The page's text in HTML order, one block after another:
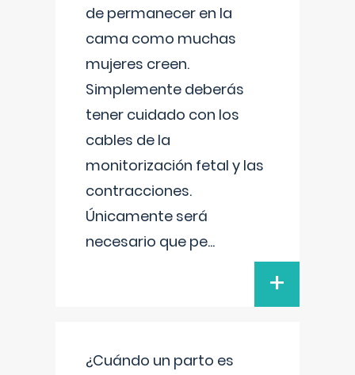
de permanecer en la
cama como muchas
mujeres creen.
Simplemente deberás
tener cuidado con los
cables de la
monitorización fetal y las
contracciones.
Únicamente será
necesario que pe...
+
¿Cuándo un parto es